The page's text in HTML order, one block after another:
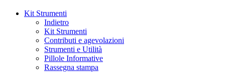
Kit Strumenti
Indietro
Kit Strumenti
Contributi e agevolazioni
Strumenti e Utilità
Pillole Informative
Rassegna stampa